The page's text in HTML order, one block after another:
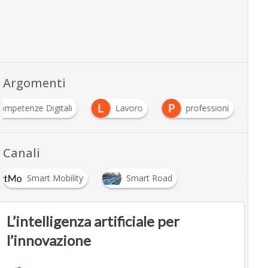
Argomenti
Digitali L Lavoro P professioni
Canali
Smart Mobility Smart Road
L’intelligenza artificiale per
l’innovazione